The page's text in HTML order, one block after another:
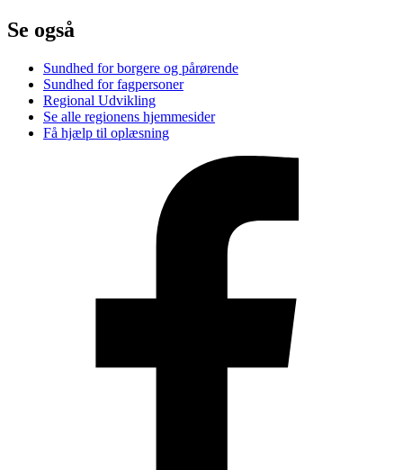
Se også
Sundhed for borgere og pårørende
Sundhed for fagpersoner
Regional Udvikling
Se alle regionens hjemmesider
Få hjælp til oplæsning